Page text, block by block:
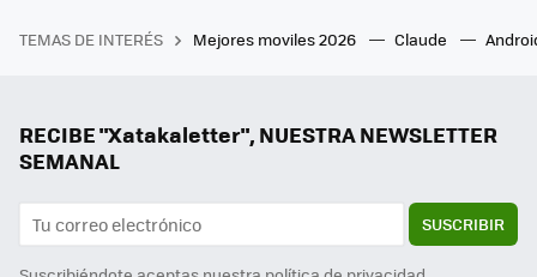
TEMAS DE INTERÉS Mejores moviles 2026 Claude
RECIBE "Xatakaletter", NUESTRA NEWSLETTER
SEMANAL
SUSCRIBIR